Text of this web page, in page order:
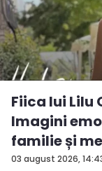
03 august 2026,
Fiica lui Lilu
Imagini
familie și
Interne...